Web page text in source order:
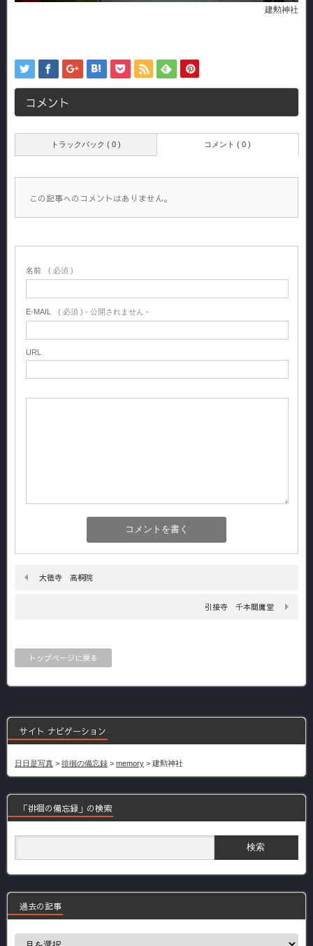
建勲神社
コメント
トラックバック ( 0 ) コメント ( 0 )
この記事へのコメントはありません。
名前 ( 必須 )
E-MAIL ( 必須 ) - 公開されません -
URL
大徳寺 高桐院
引接寺 千本閻魔堂
トップページに戻る
サイト ナビゲーション
日日是写真 > 徘徊の備忘録 > memory > 建勲神社
「徘徊の備忘録」の検索
過去の記事
過